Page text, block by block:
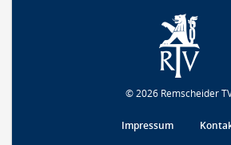
© 2026 Remscheider
Impressum